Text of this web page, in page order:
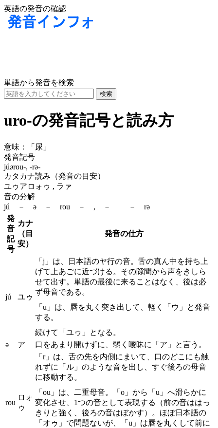
英語の発音の確認
単語から発音を検索
uro-の発音記号と読み方
意味：
「尿」
発音記号
júərou-, -rə-
カタカナ読み（発音の目安）
ユゥアロォゥ , ラァ
音の分解
jú － ə － rou － , － － rə
発
音
記
号
カナ
（目
安）
発音の仕方
jú ユゥ
「j」は、日本語のヤ行の音。舌の真ん中を持ち上
げて上あごに近づける。その隙間から声をきしら
せて出す。単語の最後に来ることはなく、後は必
ず母音である。
「u」は、唇を丸く突き出して、軽く「ウ」と発音
する。
続けて「ユゥ」となる。
ə
ア 口をあまり開けずに、弱く曖昧に「ア」と言う。
rou
ロォ
ゥ
「r」は、舌の先を内側にまいて、口のどこにも触
れずに「ル」のような音を出し、すぐ後ろの母音
に移動する。
「ou」は、二重母音。「o」から「u」へ滑らかに
変化させ、1つの音として表現する（前の音ははっ
きりと強く、後ろの音はぼかす）。ほぼ日本語の
「オゥ」で問題ないが、「u」は唇を丸くして前に